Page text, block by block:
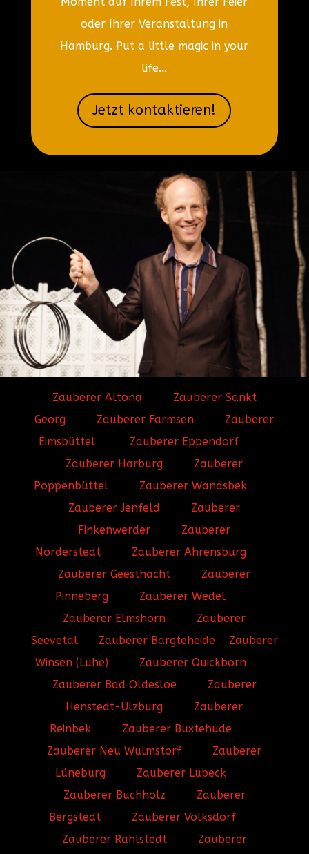
oder Ihrer Veranstaltung in
Hamburg. Put a little magic in your
life…
Jetzt kontaktieren!
Zauberer Altona
Zauberer Sankt
Georg
Zauberer Farmsen
Zauberer
Eimsbüttel
Zauberer Eppendorf
Zauberer Harburg
Zauberer
Poppenbüttel
Zauberer Wandsbek
Zauberer Jenfeld
Zauberer
Finkenwerder
Zauberer
Norderstedt
Zauberer Ahrensburg
Zauberer Geesthacht
Zauberer
Pinneberg
Zauberer Wedel
Zauberer Elmshorn
Zauberer
Seevetal
Zauberer Bargteheide
Zauberer
Winsen (Luhe)
Zauberer Quickborn
Zauberer Bad Oldesloe
Zauberer
Henstedt-Ulzburg
Zauberer
Reinbek
Zauberer Buxtehude
Zauberer Neu Wulmstorf
Zauberer
Lüneburg
Zauberer Lübeck
Zauberer Buchholz
Zauberer
Bergstedt
Zauberer Volksdorf
Zauberer Rahlstedt
Zauberer